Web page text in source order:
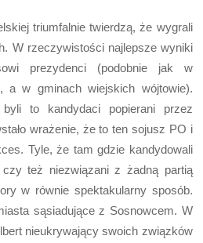
triumfalnie twierdzą, że wygrali
W rzeczywistości najlepsze wyniki
prezydenci (podobnie jak w
a w gminach wiejskich wójtowie).
to kandydaci popierani przez
wrażenie, że to ten sojusz PO i
Tyle, że tam gdzie kandydowali
też niezwiązani z żadną partią
w równie spektakularny sposób.
sąsiadujące z Sosnowcem. W
nieukrywający swoich związków